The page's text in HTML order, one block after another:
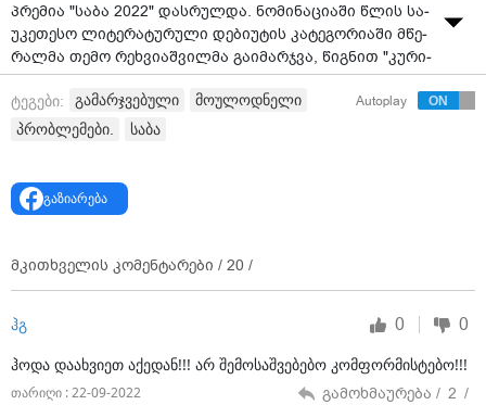
პრე­მია "საბა 2022" დას­რულ­და. ნო­მი­ნა­ცი­ა­ში წლის სა­
უ­კე­თე­სო ლი­ტე­რა­ტუ­რუ­ლი დე­ბი­უ­ტის კა­ტე­გო­რი­ა­ში მწე­
რალ­მა თემო რეხ­ვი­აშ­ვილ­მა გა­ი­მარ­ჯვა, წიგ­ნით "კუ­რი­
ე­რის ამ­ბე­ბი".
ემო­ცი­უ­რი იყო მისი სა­მად­ლო­ბე­ლი სი­ტყვა, სა­დაც აღ­
ნიშ­ნა, რომ მალე სა­ქარ­თვე­ლო­დან მი­დის. ამის მი­ზე­
მე­ბი და­ა­სა­ხე­ლა.
ტეგები: გამარჯვებული
მოულოდნელი
პრობლემები.
საბა
Autoplay
გაზიარება
მკითხველის კომენტარები / 20 /
ჰგ 0 0
ჰოდა დაახვიეთ აქედან!!! არ შემოსაშვებებო კომფორმისტებო!!!
თარიღი : 22-09-2022 გამოხმაურება / 2 /